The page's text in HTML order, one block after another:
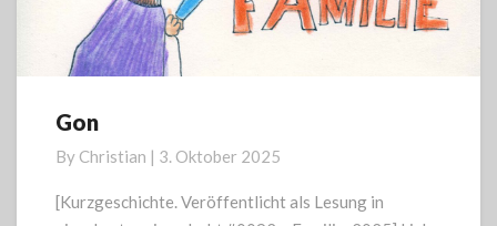
Gon
Gon
By Christian | 3. Oktober 2025
[Kurzgeschichte. Veröffentlicht als Lesung in